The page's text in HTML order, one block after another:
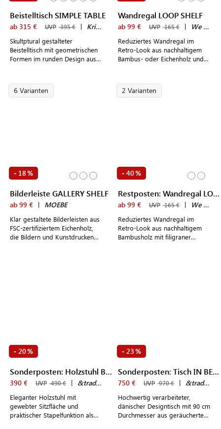
Beistelltisch SIMPLE TABLE
ab 315 € UVP 395 € | Kristina Dam
Skultptural gestalteter
Beistelltisch mit geometrischen
Formen im runden Design aus
Wandregal LOOP SHELF
ab 99 € UVP 165 € | We Do Wood
Reduziertes Wandregal im
Retro-Look aus nachhaltigem
Bambus- oder Eichenholz und
Schwarzstahl
6 Varianten
- 18%
Bilderleiste GALLERY SHELF
ab 99 € | MOEBE
Klar gestaltete Bilderleisten aus
FSC-zertifiziertem Eichenholz,
die Bildern und Kunstdrucken
2 Varianten
- 40%
Restposten: Wandregal LOOP SHELF
ab 99 € UVP 165 € | We Do Wood
Reduziertes Wandregal im
Retro-Look aus nachhaltigem
Bambusholz mit filigraner
- 20%
Sonderposten: Holzstuhl BETTY TK1
390 € UVP 490 € | &tradition
Eleganter Holzstuhl mit
gewebter Sitzfläche und
praktischer Stapelfunktion als
- 23 %
Sonderposten: Tisch IN BETWEEN SK3
750 € UVP 970 € | &tradition
Hochwertig verarbeiteter,
dänischer Designtisch mit 90 cm
Durchmesser aus geräuchertem